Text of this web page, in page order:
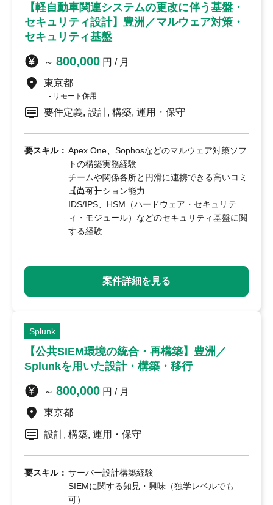
【軽自動車関連システムの更改に伴う基盤・
セキュリティ設計】豊洲／マルウェア対策・
セキュリティ基盤
～ 800,000 円 / 月
東京都
リモート併用
要件定義, 設計, 構築, 運用・保守
要スキル： Apex One、Sophosなどのマルウェア対策ソフ
トの構築実務経験
チームや関係各所と円滑に連携できる高いコミ
ュニケーション能力
【尚可】
IDS/IPS、HSM（ハードウェア・セキュリテ
ィ・モジュール）などのセキュリティ基盤に関
する経験
案件詳細を見る
Splunk
【公共SIEM環境の統合・再構築】豊洲／
Splunkを用いた設計・構築・移行
～ 800,000 円 / 月
東京都
設計, 構築, 運用・保守
要スキル： サーバー設計構築経験
SIEMに関する知見・興味（独学レベルでも
可）